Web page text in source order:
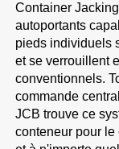
Container
autoportants
pieds individuels
et se verrouillent
conventionnels.
commande
JCB trouve ce
conteneur pour le